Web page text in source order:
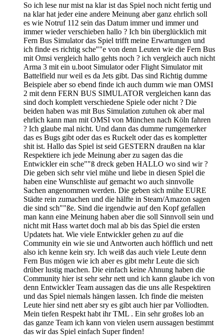
So ich lese nur mist na klar ist das Spiel noch nicht fertig und
na klar hat jeder eine andere Meinung aber ganz ehrlich soll
es wie Notruf 112 sein das Datum immer und immer und
immer wieder verschieben hallo ? Ich bin überglücklich mit
Fern Bus Simulator das Spiel trifft meine Erwartungen und
ich finde es richtig sche""e von denn Leuten wie die Fern Bus
mit Omsi vergleich hallo gehts noch ? ich vergleich auch nicht
Arma 3 mit ein u.boot Simulator oder Flight Simulator mit
Battelfield nur weil es da Jets gibt. Das sind Richtig dumme
Beispiele aber so ebend finde ich auch dumm wie man OMSI
2 mit denn FERN BUS SIMULATOR vergleichen kann das
sind doch komplett verschiedene Spiele oder nicht ? Die
beiden haben was mit Bus Simulation zutuhen ok aber mal
ehrlich kann man mit OMSI von München nach Köln fahren
? Ich glaube mal nicht. Und dann das dumme rumgemerker
das es Bugs gibt oder das es Ruckelt oder das es kompletter
shit ist. Hallo das Spiel ist seid GESTERN draußen na klar
Respektiere ich jede Meinung aber zu sagen das die
Entwickler ein sche""ß dreck geben HALLO wo sind wir ?
Die geben sich sehr viel mühe und liebe in diesen Spiel die
haben eine Wunschliste auf gemacht wo auch sinnvolle
Sachen angenommen werden. Die geben sich mühe EURE
Städte rein zumachen und die hälfte in Steam/Amazon sagen
die sind sch""ße. Sind die irgendwie auf den Kopf gefallen
man kann eine Meinung haben aber die soll Sinnvoll sein und
nicht mit Hass wartet doch mal ab bis das Spiel die ersten
Updatets hat. Wie viele Entwickler gehen zu auf die
Community ein wie sie und Antworten auch höfflich und nett
also ich kenne kein sry. Ich weiß das auch viele Leute denn
Fern Bus mögen wie ich aber es gibt mehr Leute die sich
drüber lustig machen. Die einfach keine Ahnung haben die
Community hier ist sehr sehr nett und ich kann glaube ich von
denn Entwickler Team aussagen das die uns alle Respektiren
und das Spiel niemals hängen lassen. Ich finde die meisten
Leute hier sind nett aber sry es gibt auch hier par Volliodten.
Mein tiefen Respekt habt ihr TML . Ein sehr großes lob an
das ganze Team ich kann von vielen usern aussagen bestimmt
das wir das Spiel einfach Super finden!